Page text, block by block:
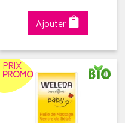
Ajouter
PRIX
PROMO